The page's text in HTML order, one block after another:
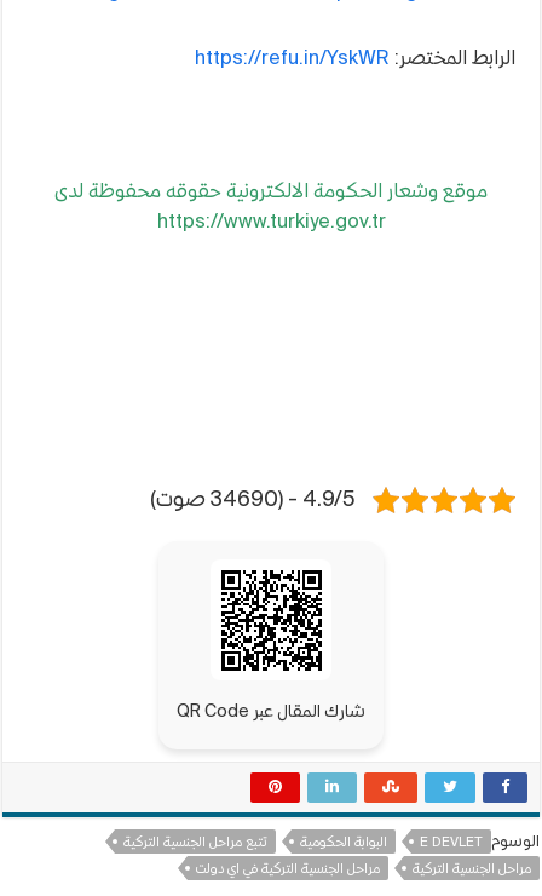
الرابط المختصر: https://refu.in/YskWR
موقع وشعار الحكومة الالكترونية حقوقه محفوظة لدى
https://www.turkiye.gov.tr
4.9/5 - (34690 صوت)
شارك المقال عبر QR Code
الوسوم E DEVLET البوابة الحكومية
تتبع مراحل الجنسية التركية
مراحل الجنسية التركية
مراحل الجنسية التركية في اي دولت